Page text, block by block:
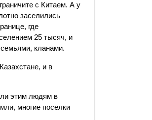
с Китаем. А у
заселились
где
25 тысяч, и
кланами.
и в
этим людям в
многие поселки